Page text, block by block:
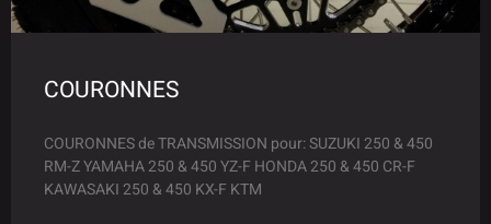
COURONNES
COURONNES de TRANSMISSION pour: SUZUKI 250 & 450
RM-Z YAMAHA 250 & 450 YZ-F HONDA 250 & 450 CR-F
KAWASAKI 250 & 450 KX-F KTM